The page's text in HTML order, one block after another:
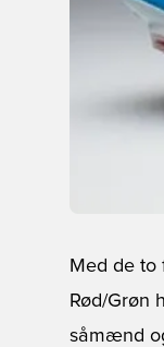
Med de to
Rød/Grøn
såmænd